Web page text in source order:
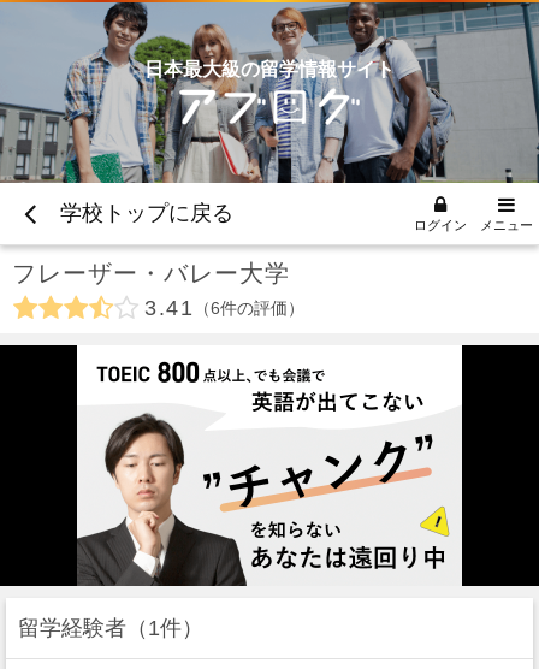
日本最大級の留学情報サイト
学校トップに戻る ログイン メニュー
フレーザー・バレー大学
3.41 6件の評価
留学経験者 1件